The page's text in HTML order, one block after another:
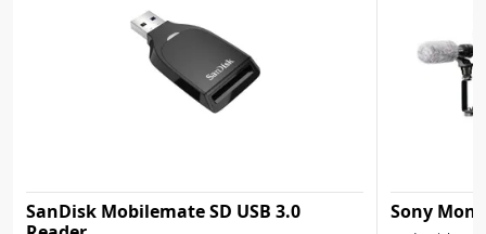
SanDisk Mobilemate SD USB 3.0
Sony